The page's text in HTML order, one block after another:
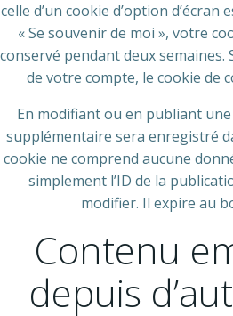
celle d’un cookie d’option d’écran
« Se souvenir de moi », votre
conservé pendant deux semaines.
de votre compte, le cookie de
En modifiant ou en publiant
supplémentaire sera enregistré
cookie ne comprend aucune
simplement l’ID de la
modifier. Il expire au
Contenu
depuis